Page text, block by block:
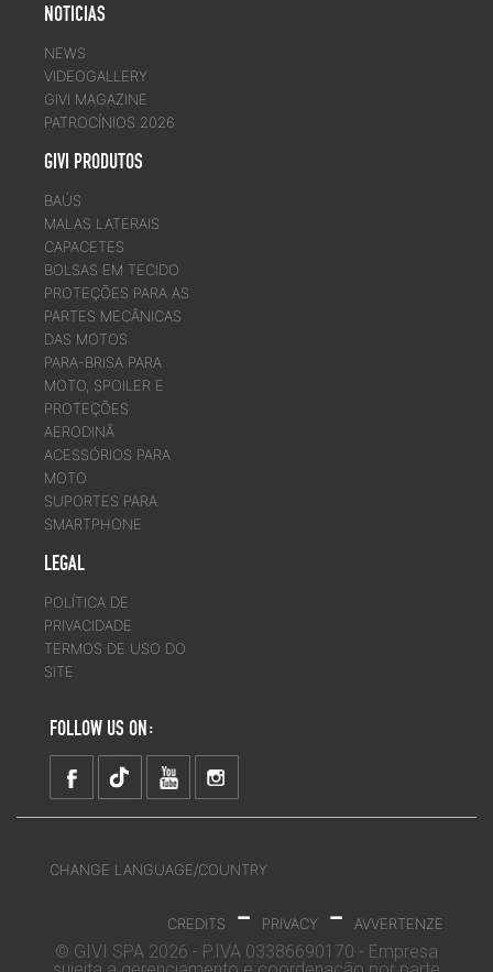
NOTICIAS
NEWS
VIDEOGALLERY
GIVI MAGAZINE
PATROCÍNIOS 2026
GIVI PRODUTOS
BAÚS
MALAS LATERAIS
CAPACETES
BOLSAS EM TECIDO
PROTEÇÕES PARA AS
PARTES MECÂNICAS
DAS MOTOS
PARA-BRISA PARA
MOTO, SPOILER E
PROTEÇÕES
AERODINÂ
ACESSÓRIOS PARA
MOTO
SUPORTES PARA
SMARTPHONE
LEGAL
POLÍTICA DE
PRIVACIDADE
TERMOS DE USO DO
SITE
FOLLOW US ON:
CHANGE LANGUAGE/COUNTRY
CREDITS - PRIVACY - AVVERTENZE
© GIVI SPA 2026 - P.IVA 03386690170 - Empresa